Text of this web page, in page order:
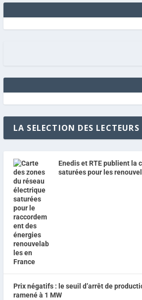
LA SELECTION DES LECTEURS
Enedis et RTE publient la
saturées pour les
Prix négatifs : le seuil d’arrêt de
ramené à 1 MW